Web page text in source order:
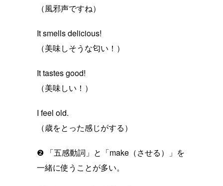
（風邪声ですね）
It smells delicious!
（美味しそうな匂い！）
It tastes good!
（美味しい！）
I feel old.
（歳をとった感じがする）
❷ 「五感動詞」と「make（させる）」を
一緒に使うことが多い。